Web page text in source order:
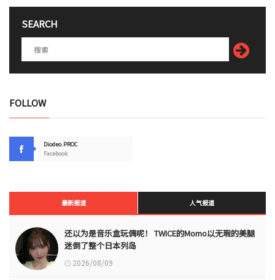
SEARCH
FOLLOW
Diodeo.PROC
Facebook
最新报道 人气报道
还以为是音乐盒玩偶呢！ TWICE的Momo以无瑕的美腿
迷倒了整个日本列岛
2026/08/09